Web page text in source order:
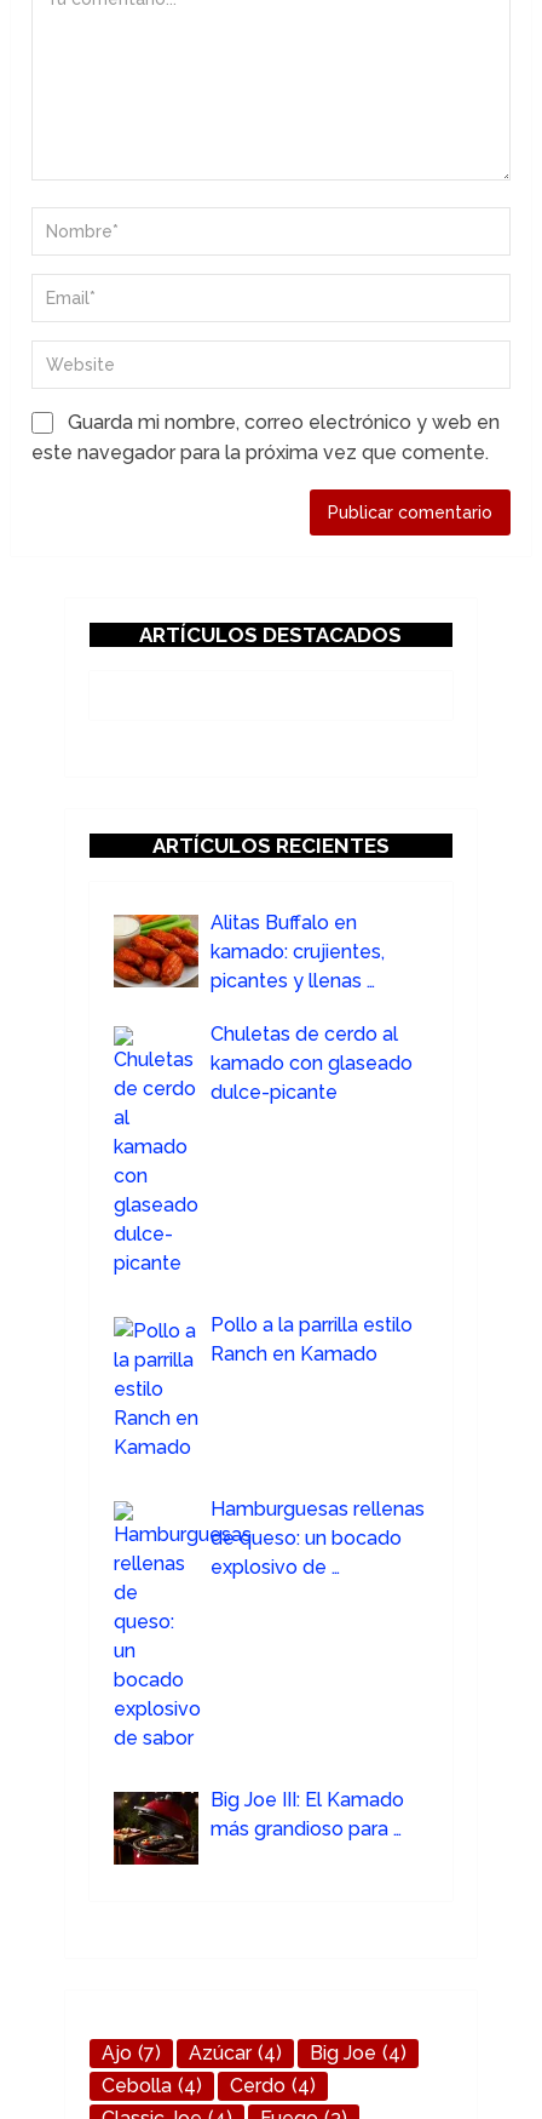
Guarda mi nombre, correo electrónico y web en
este navegador para la próxima vez que comente.
ARTÍCULOS DESTACADOS
ARTÍCULOS RECIENTES
Alitas Buffalo en
kamado: crujientes,
picantes y llenas …
Chuletas de cerdo al
kamado con glaseado
dulce-picante
Pollo a la parrilla estilo
Ranch en Kamado
Hamburguesas rellenas
de queso: un bocado
explosivo de …
Big Joe III: El Kamado
más grandioso para …
Ajo (7) Azúcar (4) Big Joe (4)
Cebolla (4) Cerdo (4)